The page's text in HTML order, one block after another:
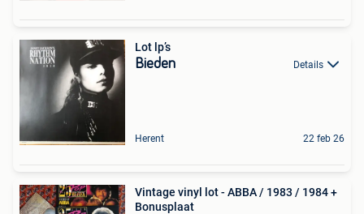
Lot lp’s
Bieden Details
Herent 22 feb 26
Vintage vinyl lot - ABBA / 1983 / 1984 +
Bonusplaat